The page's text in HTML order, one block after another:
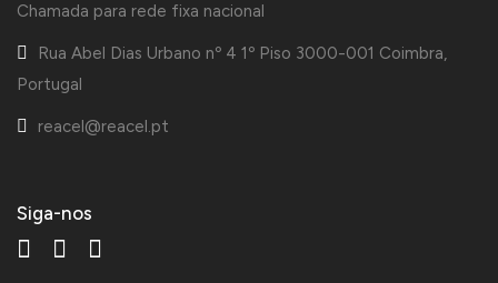
Chamada para rede fixa nacional
Rua Abel Dias Urbano nº 4 1º Piso 3000-001 Coimbra,
Portugal
reacel@reacel.pt
Siga-nos